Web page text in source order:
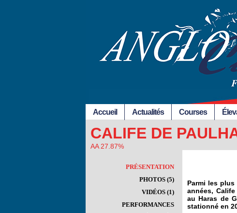
Accueil Actualités Courses
CALIFE DE
AA 27.87%
PRÉSENTATION
PHOTOS (5)
VIDÉOS (1)
PERFORMANCES
Parmi les
années,
au Haras de
stationné en